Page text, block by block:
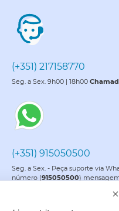
(+351) 217158770
Seg. a Sex. 9h00 | 18h00
(+351) 915050500
Seg. a Sex. - Peça suporte via
número (915050500)
PME é uma marca da